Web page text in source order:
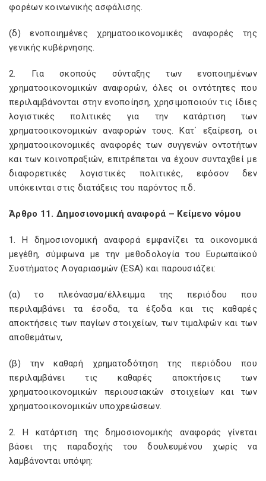
φορέων κοινωνικής ασφάλισης.
(δ) ενοποιημένες χρηματοοικονομικές αναφορές της
γενικής κυβέρνησης.
2. Για σκοπούς σύνταξης των ενοποιημένων
χρηματοοικονομικών αναφορών, όλες οι οντότητες που
περιλαμβάνονται στην ενοποίηση, χρησιμοποιούν τις ίδιες
λογιστικές πολιτικές για την κατάρτιση των
χρηματοοικονομικών αναφορών τους. Κατ΄ εξαίρεση, οι
χρηματοοικονομικές αναφορές των συγγενών οντοτήτων
και των κοινοπραξιών, επιτρέπεται να έχουν συνταχθεί με
διαφορετικές λογιστικές πολιτικές, εφόσον δεν
υπόκεινται στις διατάξεις του παρόντος π.δ.
Άρθρο 11. Δημοσιονομική αναφορά – Κείμενο νόμου
1. Η δημοσιονομική αναφορά εμφανίζει τα οικονομικά
μεγέθη, σύμφωνα με την μεθοδολογία του Ευρωπαϊκού
Συστήματος Λογαριασμών (ESA) και παρουσιάζει:
(α) το πλεόνασμα/έλλειμμα της περιόδου που
περιλαμβάνει τα έσοδα, τα έξοδα και τις καθαρές
αποκτήσεις των παγίων στοιχείων, των τιμαλφών και των
αποθεμάτων,
(β) την καθαρή χρηματοδότηση της περιόδου που
περιλαμβάνει τις καθαρές αποκτήσεις των
χρηματοοικονομικών περιουσιακών στοιχείων και των
χρηματοοικονομικών υποχρεώσεων.
2. Η κατάρτιση της δημοσιονομικής αναφοράς γίνεται
βάσει της παραδοχής του δουλευμένου χωρίς να
λαμβάνονται υπόψη: